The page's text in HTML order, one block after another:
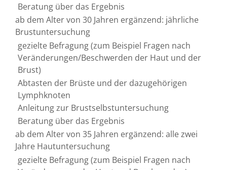
Beratung über das Ergebnis
ab dem Alter von 30 Jahren ergänzend: jährliche
Brustuntersuchung
gezielte Befragung (zum Beispiel Fragen nach
Veränderungen/Beschwerden der Haut und der
Brust)
Abtasten der Brüste und der dazugehörigen
Lymphknoten
Anleitung zur Brustselbstuntersuchung
Beratung über das Ergebnis
ab dem Alter von 35 Jahren ergänzend: alle zwei
Jahre Hautuntersuchung
gezielte Befragung (zum Beispiel Fragen nach